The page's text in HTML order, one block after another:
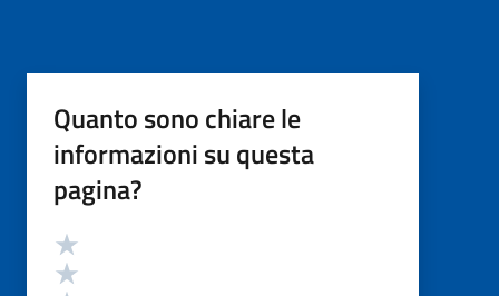
Quanto sono chiare le
informazioni su questa
pagina?
Valutazione